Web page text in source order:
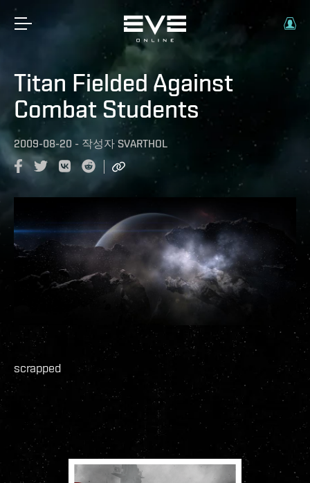
Titan Fielded Against
Combat Students
2009-08-20 - 작성자 SVARTHOL
scrapped